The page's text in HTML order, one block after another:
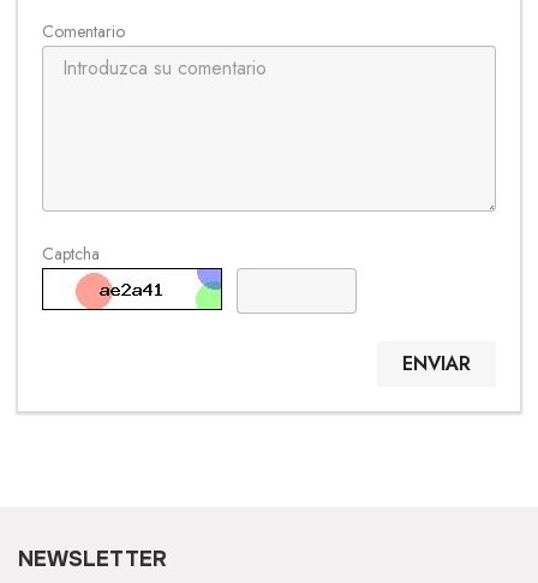
Comentario
Captcha
ENVIAR
NEWSLETTER